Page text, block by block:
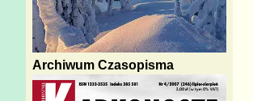
Archiwum Czasopisma